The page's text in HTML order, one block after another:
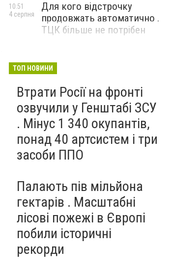
Для кого відстрочку
продовжать автоматично .
ТЦК більше не потрібен
10:51
4 серпня
ТОП НОВИНИ
Втрати Росії на фронті
озвучили у Генштабі ЗСУ
. Мінус 1 340 окупантів,
понад 40 артсистем і три
засоби ППО
Палають пів мільйона
гектарів . Масштабні
лісові пожежі в Європі
побили історичні
рекорди